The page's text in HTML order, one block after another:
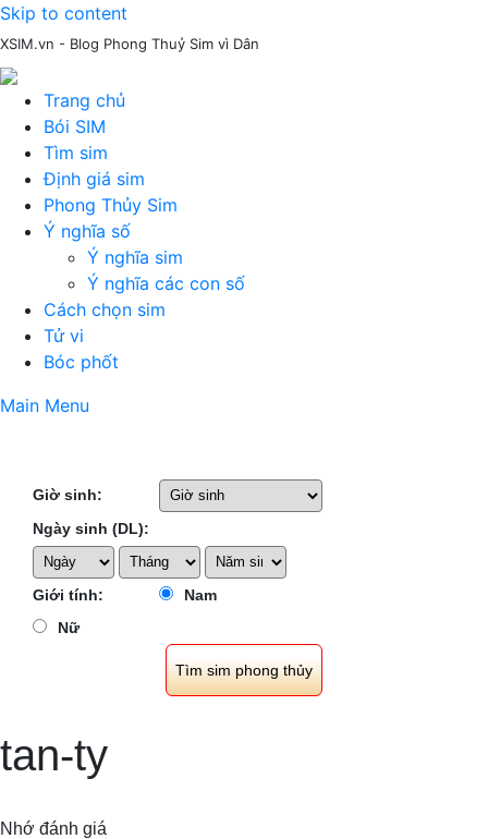
Skip to content
XSIM.vn - Blog Phong Thuỷ Sim vì Dân
Trang chủ
Bói SIM
Tìm sim
Định giá sim
Phong Thủy Sim
Ý nghĩa số
Ý nghĩa sim
Ý nghĩa các con số
Cách chọn sim
Tử vi
Bóc phốt
Main Menu
Giờ sinh:
Ngày sinh (DL):
Giới tính:
Nam
Nữ
tan-ty
Nhớ đánh giá